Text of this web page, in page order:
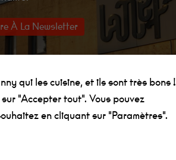
qui les cuisine, et ils sont très bons !
"Accepter tout". Vous pouvez
en cliquant sur "Paramètres".